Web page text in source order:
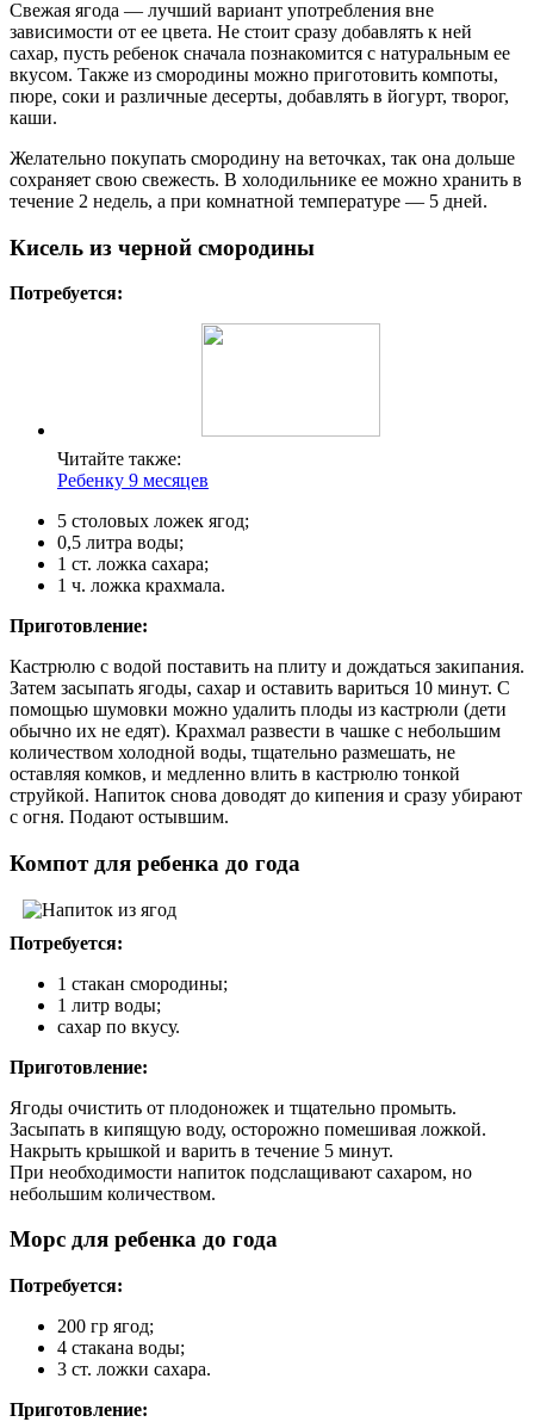
Свежая ягода — лучший вариант употребления вне
зависимости от ее цвета. Не стоит сразу добавлять к ней
сахар, пусть ребенок сначала познакомится с натуральным ее
вкусом. Также из смородины можно приготовить компоты,
пюре, соки и различные десерты, добавлять в йогурт, творог,
каши.
Желательно покупать смородину на веточках, так она дольше
сохраняет свою свежесть. В холодильнике ее можно хранить в
течение 2 недель, а при комнатной температуре — 5 дней.
Кисель из черной смородины
Потребуется:
Читайте также:
Ребенку 9 месяцев
5 столовых ложек ягод;
0,5 литра воды;
1 ст. ложка сахара;
1 ч. ложка крахмала.
Приготовление:
Кастрюлю с водой поставить на плиту и дождаться закипания.
Затем засыпать ягоды, сахар и оставить вариться 10 минут. С
помощью шумовки можно удалить плоды из кастрюли (дети
обычно их не едят). Крахмал развести в чашке с небольшим
количеством холодной воды, тщательно размешать, не
оставляя комков, и медленно влить в кастрюлю тонкой
струйкой. Напиток снова доводят до кипения и сразу убирают
с огня. Подают остывшим.
Компот для ребенка до года
Потребуется:
1 стакан смородины;
1 литр воды;
сахар по вкусу.
Приготовление:
Ягоды очистить от плодоножек и тщательно промыть.
Засыпать в кипящую воду, осторожно помешивая ложкой.
Накрыть крышкой и варить в течение 5 минут.
При необходимости напиток подслащивают сахаром, но
небольшим количеством.
Морс для ребенка до года
Потребуется:
200 гр ягод;
4 стакана воды;
3 ст. ложки сахара.
Приготовление: